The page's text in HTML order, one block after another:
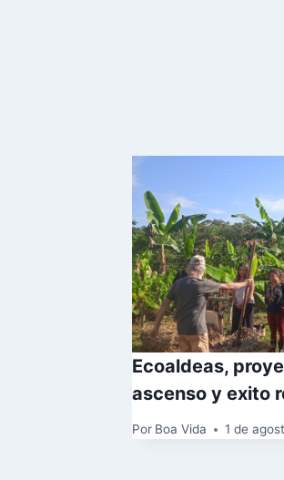
Ecoaldeas,
ascenso y exito
Por Boa Vida 1 de